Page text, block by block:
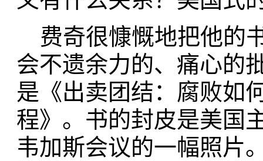
费奇很慷慨地把他的
会不遗余力的、痛心的
是《出卖团结：腐败如
程》。书的封皮是美国
韦加斯会议的一幅照片